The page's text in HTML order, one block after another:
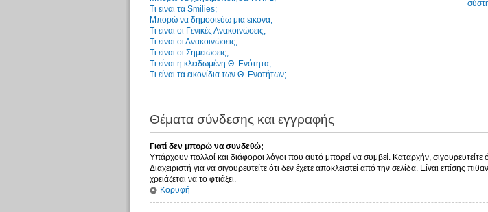
Τι είναι τα Smilies;
Μπορώ να δημοσιεύω μια εικόνα;
Τι είναι οι Γενικές Ανακοινώσεις;
Τι είναι οι Ανακοινώσεις;
Τι είναι οι Σημειώσεις;
Τι είναι η κλειδωμένη Θ. Ενότητα;
Τι είναι τα εικονίδια των Θ. Ενοτήτων;
Θέματα σύνδεσης και εγγραφής
Γιατί δεν μπορώ να συνδεθώ;
Υπάρχουν πολλοί και διάφοροι λόγοι που αυτό μπορεί να συμβεί. Καταρχήν, σιγουρευτείτε
Διαχειριστή για να σιγουρευτείτε ότι δεν έχετε αποκλειστεί από την σελίδα. Είναι επίσης
χρειάζεται να το φτιάξει.
Κορυφή